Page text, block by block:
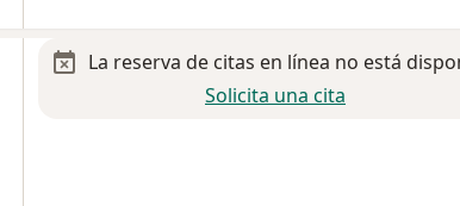
La reserva de citas en línea no está
Solicita una cita